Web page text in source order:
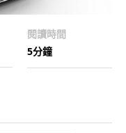
閱讀時間
5分鐘